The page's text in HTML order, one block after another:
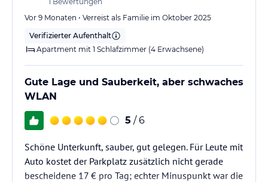
Vor 9 Monaten • Verreist als Familie im Oktober 2025
Verifizierter Aufenthalt
Apartment mit 1 Schlafzimmer (4 Erwachsene)
Gute Lage und Sauberkeit, aber schwaches
WLAN
5 / 6
Schöne Unterkunft, sauber, gut gelegen. Für Leute mit
Auto kostet der Parkplatz zusätzlich nicht gerade
bescheidene 17 € pro Tag; echter Minuspunkt war die